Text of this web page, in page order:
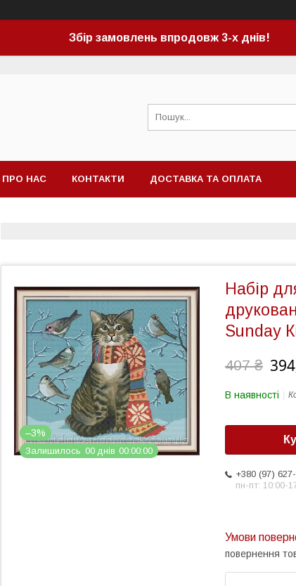
Збір замовлень впродовж 3-х днів!
ПРО НАС КОНТАКТИ ДОСТАВКА ТА ОПЛАТА
–3%
Залишилось 00 днів 00 00 00
Набір
Sunday
407 ₴
В наявності
+380 (97)
пн-пт: 10:00-
повернення